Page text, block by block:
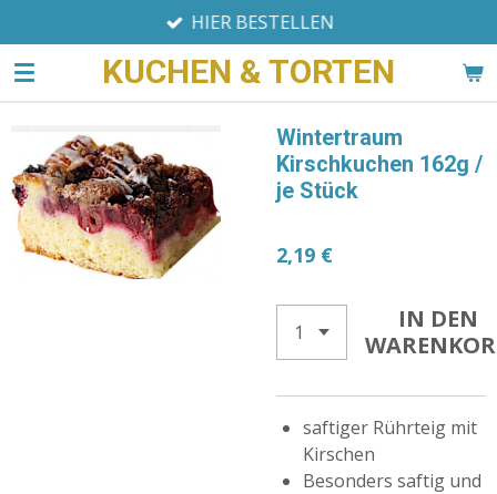
Hauptinhalt
springen
KUCHEN & TORTEN
HIER BESTELLEN
Wintertraum
Kirschkuchen 162g /
je Stück
2,19 €
IN DEN
saftiger Rührteig mit
Kirschen
Besonders saftig und